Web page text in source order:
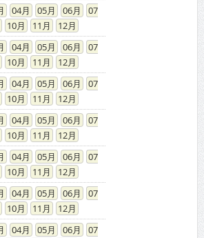
04 05 06
07
10 11
12
04 05 06
07
10 11
12
04 05 06
07
10 11
12
04 05 06
07
10 11
12
04 05 06
07
10 11
12
04 05 06
07
10 11
12
04 05 06
07